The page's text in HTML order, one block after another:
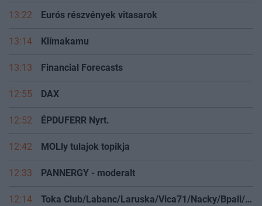
13:22 Eurós részvények vitasarok
13:14 Klímakamu
13:13 Financial Forecasts
12:55 DAX
12:52 ÉPDUFERR Nyrt.
12:42 MOLly tulajok topikja
12:33 PANNERGY - moderalt
12:14 Toka Club/Labanc/Laruska/Vica71/Nacky/Bpali/Oldrider/Josefernando/Mcbull/Kawaszabi